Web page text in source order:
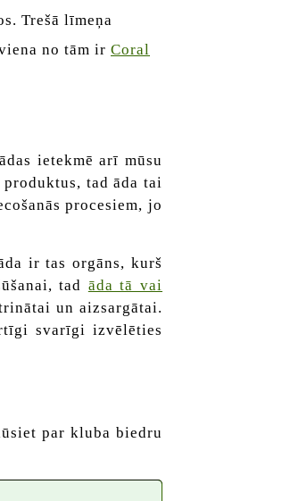
Trešā līmeņa
no tām ir Coral
ietekmē arī mūsu
tad āda tai
procesiem, jo
ir tas orgāns, kurš
tad āda tā vai
un aizsargātai.
svarīgi izvēlēties
par kluba biedru